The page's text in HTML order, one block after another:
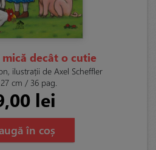
mică decât o cutie
ilustrații de Axel Scheffler
cm / 36 pag.
lei
în coș